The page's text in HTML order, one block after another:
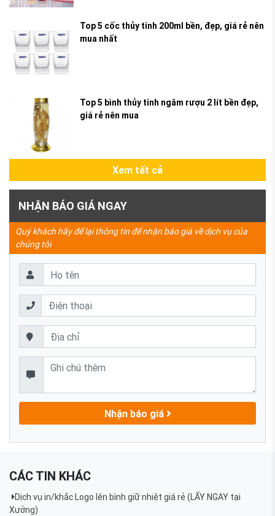
Top 5 cốc thủy tinh 200ml bền, đẹp, giá rẻ nên
mua nhất
Top 5 bình thủy tinh ngâm rượu 2 lít bền đẹp,
giá rẻ nên mua
Xem tất cả
NHẬN BÁO GIÁ NGAY
Quý khách hãy để lại thông tin để nhận báo giá về dịch vụ của
chúng tôi
Nhận báo giá
CÁC TIN KHÁC
Dịch vụ in/khắc Logo lên bình giữ nhiệt giá rẻ (LẤY NGAY tại
Xưởng)